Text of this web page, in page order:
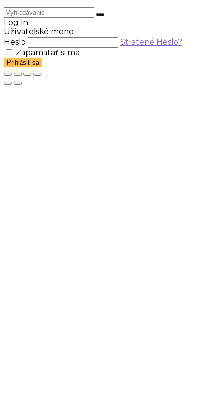
Log In
Užívateľské meno
Heslo
Stratené Heslo?
Zapamätať si ma
Prihlásiť sa